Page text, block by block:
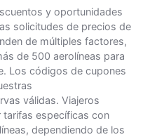
y oportunidades
solicitudes de precios de
de múltiples factores,
de 500 aerolíneas para
Los códigos de cupones
válidas. Viajeros
tarifas específicas con
dependiendo de los